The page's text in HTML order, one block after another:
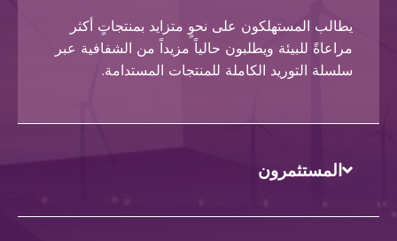
يطالب المستهلكون على نحوٍ متزايد بمنتجاتٍ أكثر
مراعاةً للبيئة ويطلبون حالياً مزيداً من الشفافية عبر
سلسلة التوريد الكاملة للمنتجات المستدامة.
المستثمرون